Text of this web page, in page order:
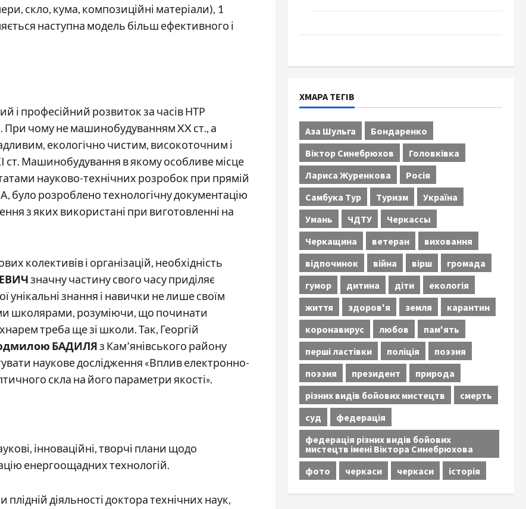
скло, кума, композиційні матеріали), 1
наступна модель більш ефективного і
і професійний розвиток за часів НТР
чому не машинобудуванням XX ст., а
екологічно чистим, високоточним і
Машинобудування в якому особливе місце
науково-технічних розробок при прямій
було розроблено технологічну документацію
з яких використані при виготовленні на
колективів і організацій, необхідність
значну частину свого часу приділяє
унікальні знання і навички не лише своїм
школярами, розуміючи, що починати
треба ще зі школи. Так, Георгій
БАДИЛЯз Кам’янівського району
наукове дослідження «Вплив електронно-
скла на його параметри якості».
інноваційні, творчі плани щодо
енергоощадних технологій.
плідній діяльності доктора технічних наук,
ХМАРА ТЕГІВ
Аза Шульга
Бондаренко
Віктор Синебрюхов
Головківка
Лариса Журенкова
Росія
Самбука Тур
Туризм
Україна
Умань
ЧДТУ
Черкассы
Черкащина
ветеран
виховання
відпочинок
війна вірш
громада
гумор
дитина діти
екологія
життя
здоров'я земля
карантин
коронавирус
любов
пам'ять
перші ластівки
поліція
поэзия
поэзия
президент
природа
різних видів бойових мистецтв
смерть
суд
федерація
федерація різних видів бойових
мистецтв імені Віктора Синебрюхова
фото
черкаси черкаси історія